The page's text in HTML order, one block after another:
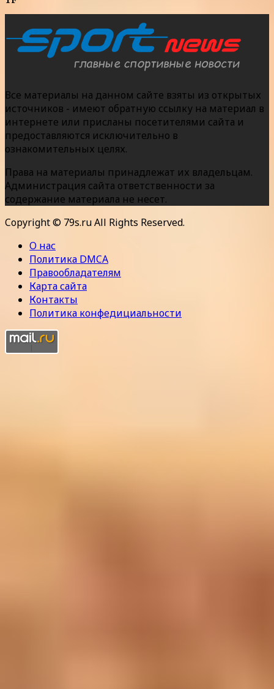
Все материалы на данном сайте взяты из открытых
источников - имеют обратную ссылку на материал в
интернете или присланы посетителями сайта и
предоставляются исключительно в
ознакомительных целях.
Права на материалы принадлежат их владельцам.
Администрация сайта ответственности за
содержание материала не несет.
Copyright © 79s.ru All Rights Reserved.
О нас
Политика DMCA
Правообладателям
Карта сайта
Контакты
Политика конфедициальности